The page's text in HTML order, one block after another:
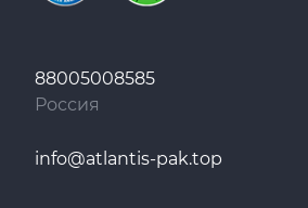
88005008585
Россия
info@atlantis-pak.top